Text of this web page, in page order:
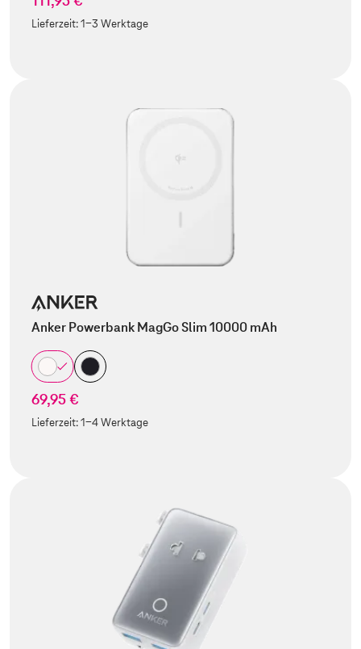
Lieferzeit:1-3 Werktage
Anker Powerbank MagGo Slim 10000 mAh
69,95 €
Lieferzeit:1-4 Werktage